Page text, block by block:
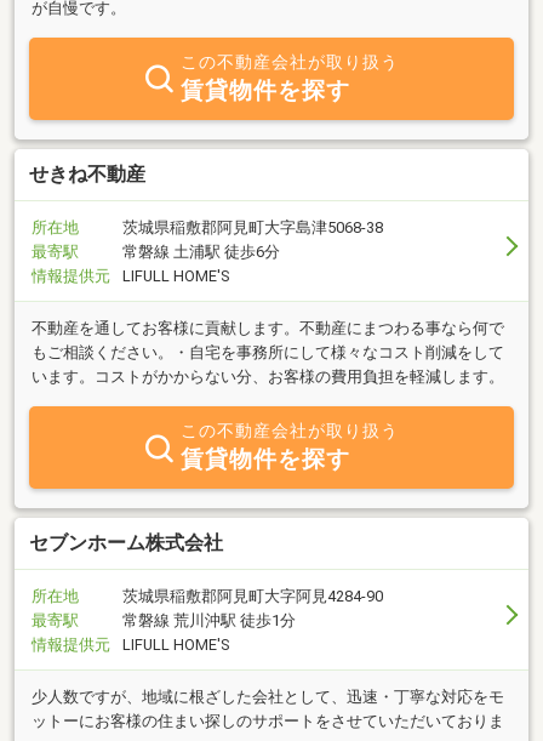
が自慢です。
この不動産会社が取り扱う
賃貸物件を探す
せきね不動産
所在地
茨城県稲敷郡阿見町大字島津5068-38
最寄駅
常磐線 土浦駅 徒歩6分
情報提供元
LIFULL HOME'S
不動産を通してお客様に貢献します。不動産にまつわる事なら何で
もご相談ください。・自宅を事務所にして様々なコスト削減をして
います。コストがかからない分、お客様の費用負担を軽減します。
この不動産会社が取り扱う
賃貸物件を探す
セブンホーム株式会社
所在地
茨城県稲敷郡阿見町大字阿見4284-90
最寄駅
常磐線 荒川沖駅 徒歩1分
情報提供元
LIFULL HOME'S
少人数ですが、地域に根ざした会社として、迅速・丁寧な対応をモ
ットーにお客様の住まい探しのサポートをさせていただいておりま